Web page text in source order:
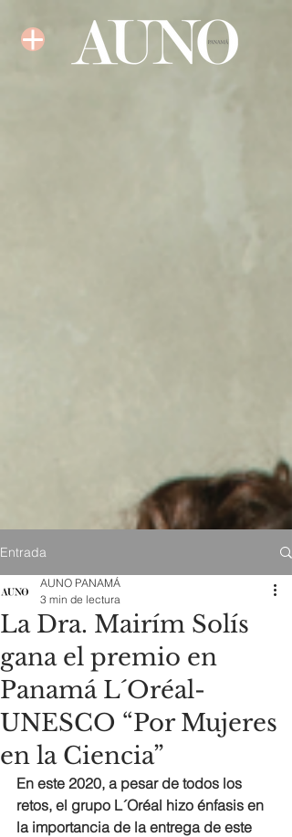
Entrada
La Dra. Mairím Solís
gana el premio en
Panamá L´Oréal-
UNESCO “Por Mujeres
en la Ciencia”
AUNO PANAMÁ
3 min de lectura
En este 2020, a pesar de todos los
retos, el grupo L´Oréal hizo énfasis en
la importancia de la entrega de este